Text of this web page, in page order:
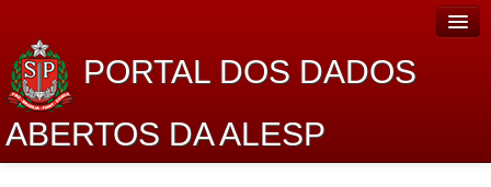
PORTAL DOS DADOS
ABERTOS DA ALESP